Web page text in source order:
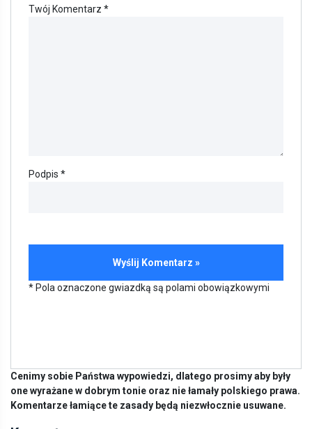
Twój Komentarz *
Podpis *
* Pola oznaczone gwiazdką są polami obowiązkowymi
Cenimy sobie Państwa wypowiedzi, dlatego prosimy aby były
one wyrażane w dobrym tonie oraz nie łamały polskiego prawa.
Komentarze łamiące te zasady będą niezwłocznie usuwane.